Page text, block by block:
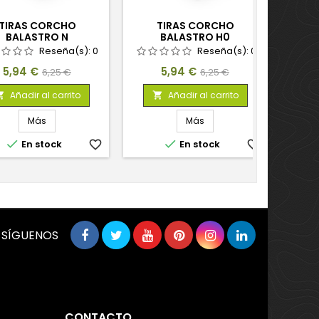
TIRAS CORCHO
BALASTRO N
Reseña(s): 0
Precio
5,94 € Precio
base
6,25 €
Añadir al carrito
Más
 En stock favorite_border
TIRAS CORCHO
BALASTRO H0
Reseña(s): 0
Precio
5,94 € Precio
base
6,25 €
 Añadir al carrito
Más
 En stock favorite_border
SÍGUENOS